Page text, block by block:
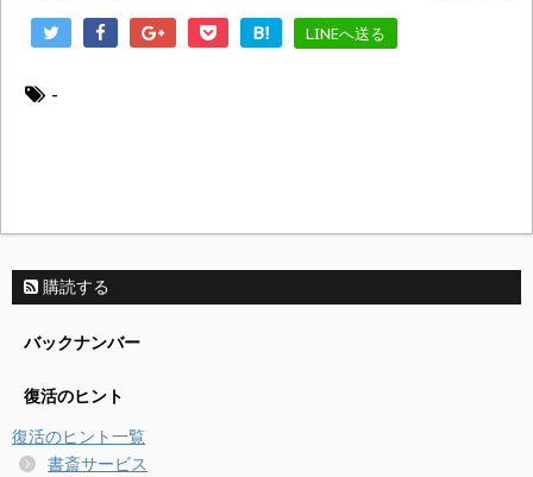
B! LINEへ送る
-
購読する
バックナンバー
復活のヒント
復活のヒント一覧
書斎サービス